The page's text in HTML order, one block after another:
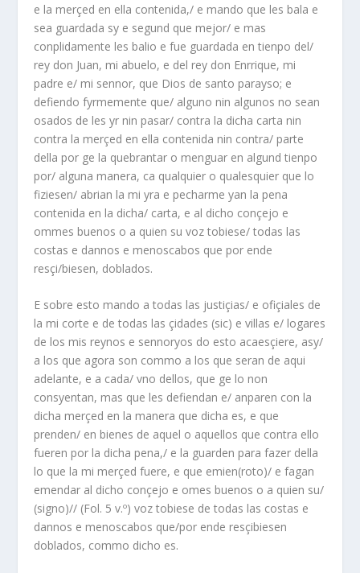
e la merçed en ella contenida,/ e mando que les bala e
sea guardada sy e segund que mejor/ e mas
conplidamente les balio e fue guardada en tienpo del/
rey don Juan, mi abuelo, e del rey don Enrrique, mi
padre e/ mi sennor, que Dios de santo parayso; e
defiendo fyrmemente que/ alguno nin algunos no sean
osados de les yr nin pasar/ contra la dicha carta nin
contra la merçed en ella contenida nin contra/ parte
della por ge la quebrantar o menguar en algund tienpo
por/ alguna manera, ca qualquier o qualesquier que lo
fiziesen/ abrian la mi yra e pecharme yan la pena
contenida en la dicha/ carta, e al dicho conçejo e
ommes buenos o a quien su voz tobiese/ todas las
costas e dannos e menoscabos que por ende
resçi/biesen, doblados.
E sobre esto mando a todas las justiçias/ e ofiçiales de
la mi corte e de todas las çidades (sic) e villas e/ logares
de los mis reynos e sennoryos do esto acaesçiere, asy/
a los que agora son commo a los que seran de aqui
adelante, e a cada/ vno dellos, que ge lo non
consyentan, mas que les defiendan e/ anparen con la
dicha merçed en la manera que dicha es, e que
prenden/ en bienes de aquel o aquellos que contra ello
fueren por la dicha pena,/ e la guarden para fazer della
lo que la mi merçed fuere, e que emien(roto)/ e fagan
emendar al dicho conçejo e omes buenos o a quien su/
(signo)// (Fol. 5 v.º) voz tobiese de todas las costas e
dannos e menoscabos que/por ende resçibiesen
doblados, commo dicho es.